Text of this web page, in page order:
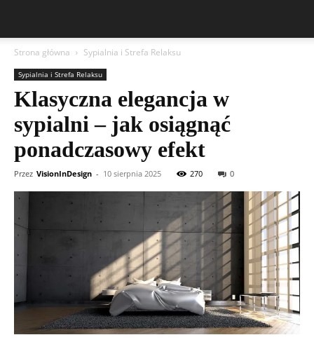
Strona główna Sypialnia i Strefa Relaksu
Sypialnia i Strefa Relaksu
Klasyczna elegancja w
sypialni – jak osiągnąć
ponadczasowy efekt
Przez VisionInDesign - 10 sierpnia 2025 270 0